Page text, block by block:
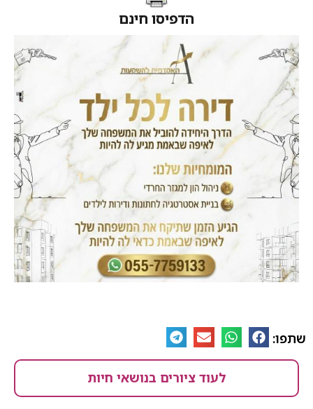
הדפיסו חינם
שתפו:
לעוד ציורים בנושאי חיות